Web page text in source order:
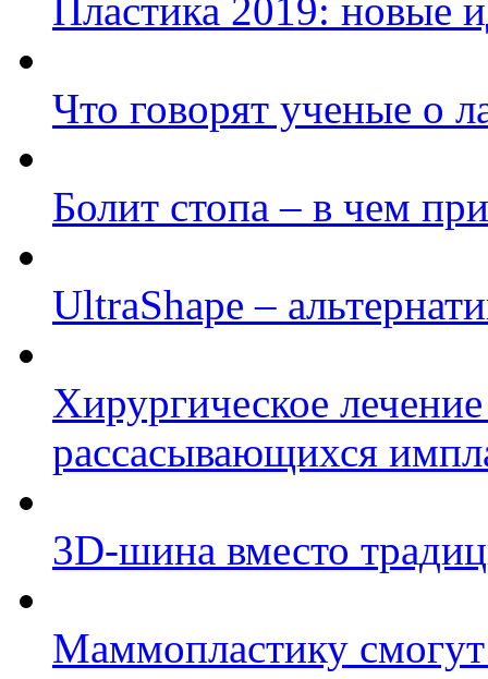
Пластика 2019: новые
Что говорят ученые о
Болит стопа – в чем
UltraShape –
Хирургическое
рассасывающихся
3D-шина вместо
Маммопластику